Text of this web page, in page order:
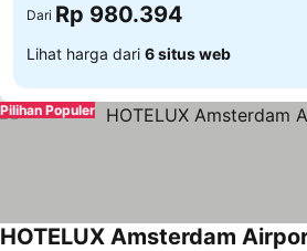
Dari Rp 980.394
Lihat harga dari 6 situs web
Pilihan Populer
HOTELUX Amsterdam